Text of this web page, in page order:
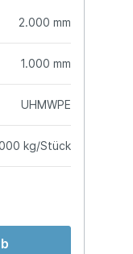
2.000 mm
1.000 mm
UHMWPE
kg/Stück